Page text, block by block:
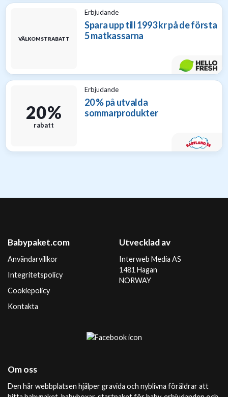
VÄLKOMSTRABATT
Erbjudande
Spara upp till 1993 kr på de första
5 matkassarna
20 %
rabatt
Erbjudande
20 % på utvalda
sommarprodukter
Babypaket.com
Användarvillkor
Integritetspolicy
Cookiepolicy
Kontakta
Utvecklad av
Interweb Media AS
1481 Hagan
NORWAY
Om oss
Den här webbplatsen hjälper gravida och nyblivna föräldrar att